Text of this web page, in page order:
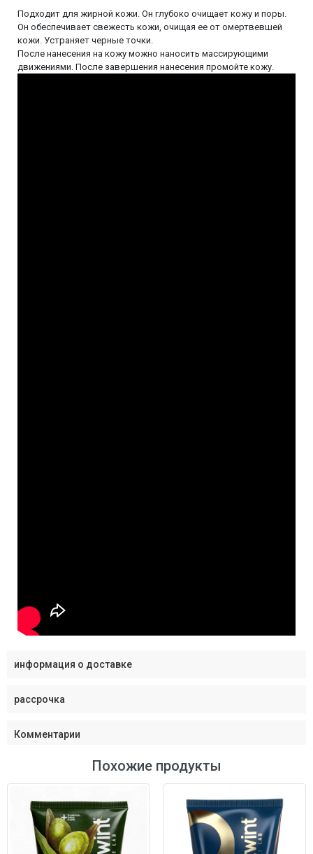
Подходит для жирной кожи. Он глубоко очищает кожу и поры.
Он обеспечивает свежесть кожи, очищая ее от омертвевшей
кожи. Устраняет черные точки.
После нанесения на кожу можно наносить массирующими
движениями. После завершения нанесения промойте кожу.
информация о доставке
рассрочка
Комментарии
Похожие продукты